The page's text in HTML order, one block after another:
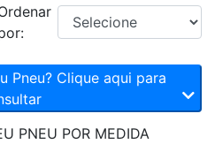
PNEU POR MEDIDA